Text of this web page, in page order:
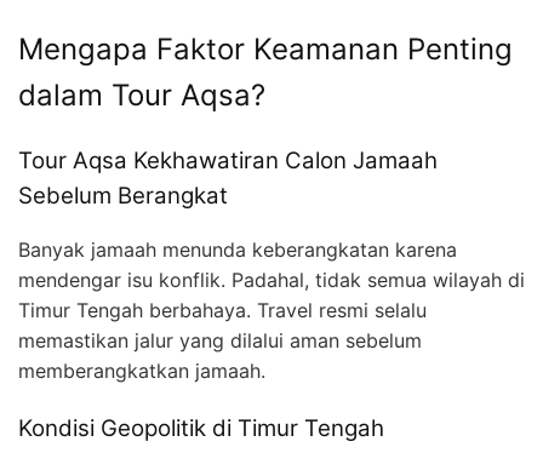
Mengapa Faktor Keamanan Penting
dalam Tour Aqsa?
Tour Aqsa Kekhawatiran Calon Jamaah
Sebelum Berangkat
Banyak jamaah menunda keberangkatan karena
mendengar isu konflik. Padahal, tidak semua wilayah di
Timur Tengah berbahaya. Travel resmi selalu
memastikan jalur yang dilalui aman sebelum
memberangkatkan jamaah.
Kondisi Geopolitik di Timur Tengah